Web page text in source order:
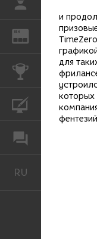
REN ЖУРНАЛ
КОНКУРСЫ
КУРСЫ
RU
и
для